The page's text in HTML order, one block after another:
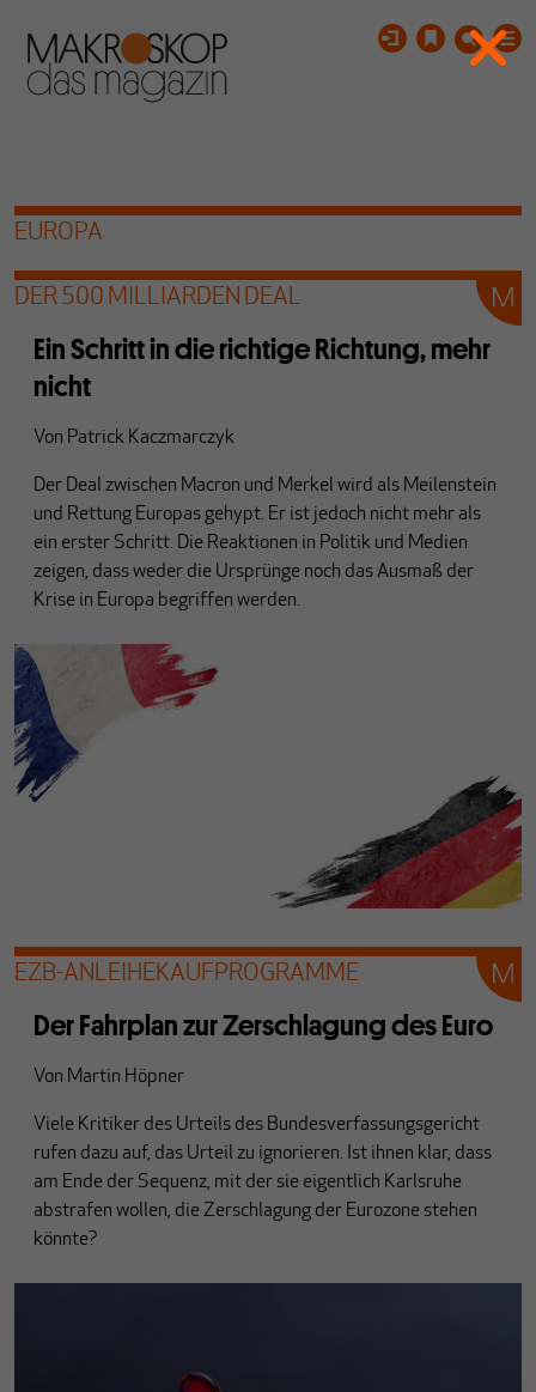
EUROPA
DER 500 MILLIARDEN DEAL
Ein Schritt in die richtige Richtung, mehr
nicht
Von Patrick Kaczmarczyk
Der Deal zwischen Macron und Merkel wird als Meilenstein
und Rettung Europas gehypt. Er ist jedoch nicht mehr als
ein erster Schritt. Die Reaktionen in Politik und Medien
zeigen, dass weder die Ursprünge noch das Ausmaß der
Krise in Europa begriffen werden.
EZB-ANLEIHEKAUFPROGRAMME
Der Fahrplan zur Zerschlagung des Euro
Von Martin Höpner
Viele Kritiker des Urteils des Bundesverfassungsgericht
rufen dazu auf, das Urteil zu ignorieren. Ist ihnen klar, dass
am Ende der Sequenz, mit der sie eigentlich Karlsruhe
abstrafen wollen, die Zerschlagung der Eurozone stehen
könnte?